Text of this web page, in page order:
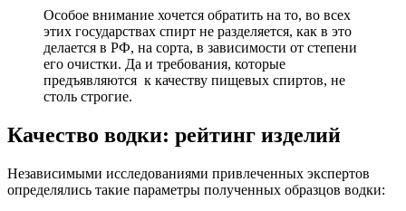
Особое внимание хочется обратить на то, во всех
этих государствах спирт не разделяется, как в это
делается в РФ, на сорта, в зависимости от степени
его очистки. Да и требования, которые
предъявляются к качеству пищевых спиртов, не
столь строгие.
Качество водки: рейтинг изделий
Независимыми исследованиями привлеченных экспертов
определялись такие параметры полученных образцов водки: